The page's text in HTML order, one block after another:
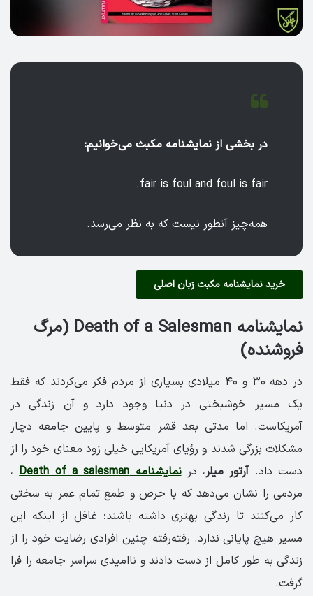
در بخشی از نمایشنامه مکبث می‌خوانیم:
fair is foul and foul is fair.
همه‌چیز آنطور نیست که به نظر می‌رسد.
خرید نمایشنامه مکبث زبان اصلی
نمایشنامه Death of a Salesman (مرگ
فروشنده)
در دهه ۳۰ و ۴۰ میلادی بسیاری از مردم فکر می‌کردند که فقط
یک مسیر خوشبختی در دنیا وجود دارد و آن زندگی در
آمریکاست. اما مدتی بعد قشر متوسط و پایین جامعه دچار
مشکلات بزرگی شدند و رؤیای آمریکایی خیلی زود معنای خود را از
دست داد. آرتور میلر، درنمایشنامه Death of a salesman
،
مردمی را نشان می‌دهد که با حرص و طمع تمام عمر به سختی
کار می‌کنند تا زندگی بهتری داشته باشند؛ غافل از اینکه این
مسیر هیچ پایانی ندارد. رفته‌رفته چنین افرادی رضایت خود را از
زندگی به طور کامل از دست دادند و ناامیدی سراسر جامعه را فرا
گرفت.